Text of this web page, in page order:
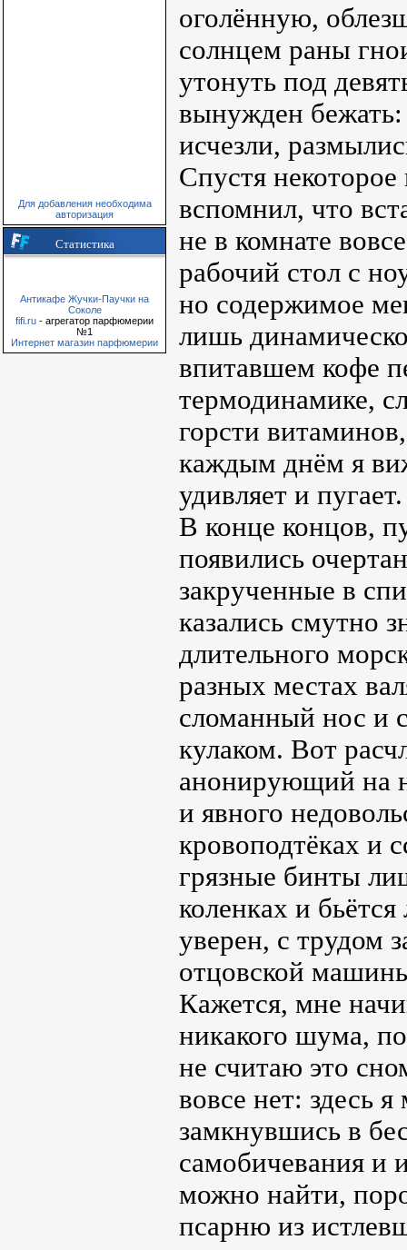
Для добавления необходима
авторизация
Статистика
Антикафе Жучки-Паучки на
Соколе
fifi.ru - агрегатор парфюмерии
№1
Интернет магазин парфюмерии
оголённую,
солнцем раны
утонуть под
вынужден
исчезли,
Спустя
вспомнил, что
не в комнате
рабочий стол с
но содержимое
лишь
впитавшем кофе
термодинамике,
горсти
каждым днём я
удивляет и пугает.
В конце концов,
появились
закрученные в
казались смутно
длительного
разных местах
сломанный нос и
кулаком. Вот
анонирующий на
и явного
кровоподтёках и
грязные бинты
коленках и
уверен, с трудом
отцовской
Кажется, мне
никакого шума,
не считаю это
вовсе нет: здесь
замкнувшись в
самобичевания и
можно найти,
псарню из